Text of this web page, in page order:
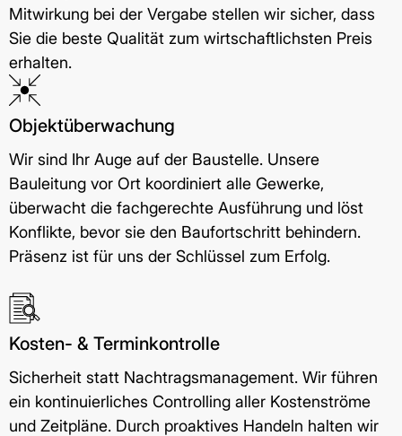
Mitwirkung bei der Vergabe stellen wir sicher, dass
Sie die beste Qualität zum wirtschaftlichsten Preis
erhalten.
Objektüberwachung
Wir sind Ihr Auge auf der Baustelle. Unsere
Bauleitung vor Ort koordiniert alle Gewerke,
überwacht die fachgerechte Ausführung und löst
Konflikte, bevor sie den Baufortschritt behindern.
Präsenz ist für uns der Schlüssel zum Erfolg.
Kosten- & Terminkontrolle
Sicherheit statt Nachtragsmanagement. Wir führen
ein kontinuierliches Controlling aller Kostenströme
und Zeitpläne. Durch proaktives Handeln halten wir